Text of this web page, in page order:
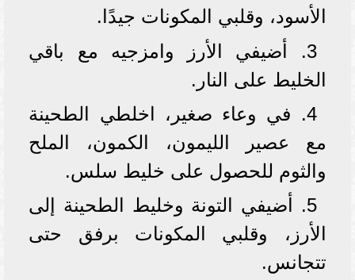
الأسود، وقلبي المكونات جيدًا.
3. أضيفي الأرز وامزجيه مع باقي
الخليط على النار.
4. في وعاء صغير، اخلطي الطحينة
مع عصير الليمون، الكمون، الملح
والثوم للحصول على خليط سلس.
5. أضيفي التونة وخليط الطحينة إلى
الأرز، وقلبي المكونات برفق حتى
تتجانس.